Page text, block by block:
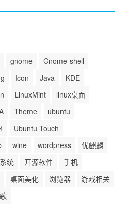
gnome
Gnome-shell
Icon Java
KDE
LinuxMint
linux桌面
Theme
ubuntu
Ubuntu Touch
wine wordpress
优麒麟
统 开源软件
手机
桌面美化 浏览器
游戏相关